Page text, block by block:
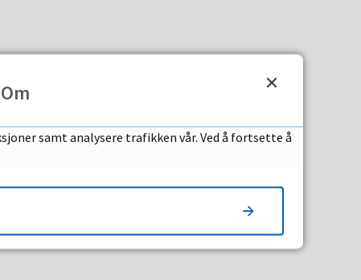
Om
samt analysere trafikken vår. Ved å fortsette å